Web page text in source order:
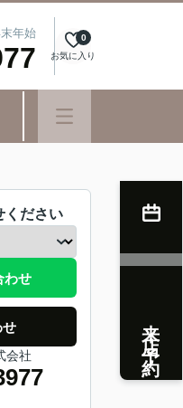
年始
お気に入り
0
ください
わせ
せ
会社 来店予約